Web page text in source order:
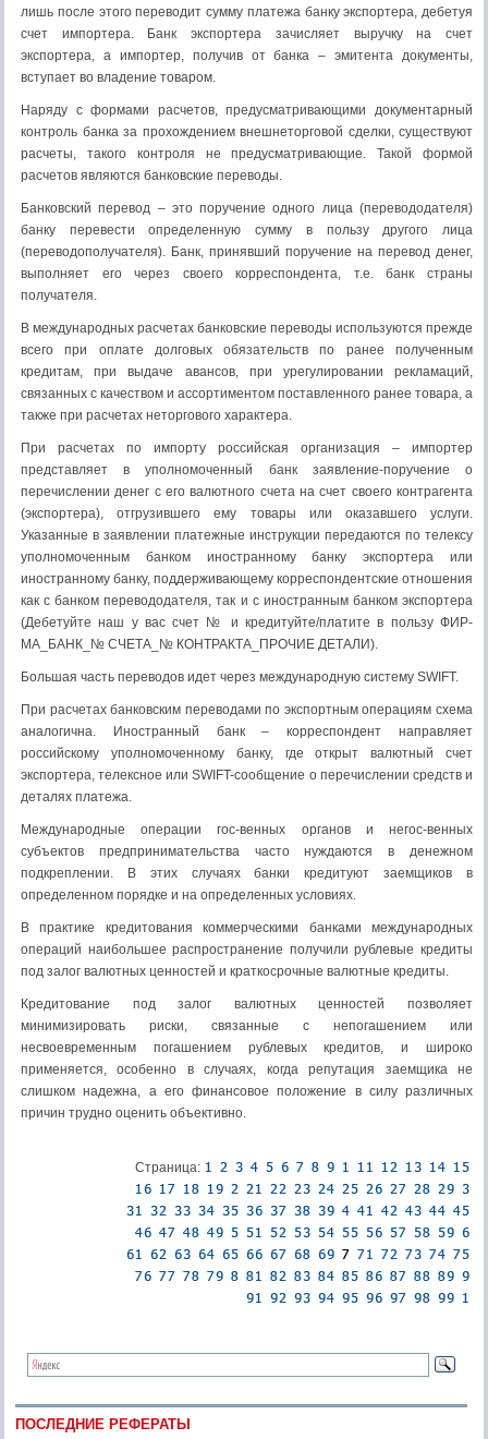
лишь после этого переводит сумму платежа банку экспортера, дебетуя
счет импортера. Банк экспортера зачисляет выручку на счет
экспортера, а импортер, получив от банка – эмитента документы,
вступает во владение товаром.
Наряду с формами расчетов, предусматривающими документарный
контроль банка за прохождением внешнеторговой сделки, существуют
расчеты, такого контроля не предусматривающие. Такой формой
расчетов являются банковские переводы.
Банковский перевод – это поручение одного лица (перевододателя)
банку перевести определенную сумму в пользу другого лица
(переводополучателя). Банк, принявший поручение на перевод денег,
выполняет его через своего корреспондента, т.е. банк страны
получателя.
В международных расчетах банковские переводы используются прежде
всего при оплате долговых обязательств по ранее полученным
кредитам, при выдаче авансов, при урегулировании рекламаций,
связанных с качеством и ассортиментом поставленного ранее товара, а
также при расчетах неторгового характера.
При расчетах по импорту российская организация – импортер
представляет в уполномоченный банк заявление-поручение о
перечислении денег с его валютного счета на счет своего контрагента
(экспортера), отгрузившего ему товары или оказавшего услуги.
Указанные в заявлении платежные инструкции передаются по телексу
уполномоченным банком иностранному банку экспортера или
иностранному банку, поддерживающему корреспондентские отношения
как с банком перевододателя, так и с иностранным банком экспортера
(Дебетуйте наш у вас счет № и кредитуйте/платите в пользу ФИР-
МА_БАНК_№ СЧЕТА_№ КОНТРАКТА_ПРОЧИЕ ДЕТАЛИ).
Большая часть переводов идет через международную систему SWIFT.
При расчетах банковским переводами по экспортным операциям схема
аналогична. Иностранный банк – корреспондент направляет
российскому уполномоченному банку, где открыт валютный счет
экспортера, телексное или SWIFT-сообщение о перечислении средств и
деталях платежа.
Международные операции гос-венных органов и негос-венных
субъектов предпринимательства часто нуждаются в денежном
подкреплении. В этих случаях банки кредитуют заемщиков в
определенном порядке и на определенных условиях.
В практике кредитования коммерческими банками международных
операций наибольшее распространение получили рублевые кредиты
под залог валютных ценностей и краткосрочные валютные кредиты.
Кредитование под залог валютных ценностей позволяет
минимизировать риски, связанные с непогашением или
несвоевременным погашением рублевых кредитов, и широко
применяется, особенно в случаях, когда репутация заемщика не
слишком надежна, а его финансовое положение в силу различных
причин трудно оценить объективно.
Страница:
ПОСЛЕДНИЕ РЕФЕРАТЫ